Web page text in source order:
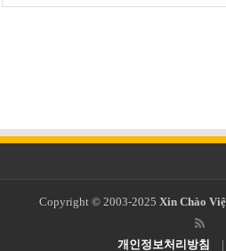
Copyright © 2003-2025 Xin Chào
개인정보처리방침 |